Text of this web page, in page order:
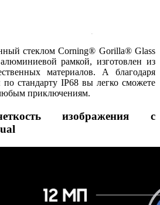
стеклом Corning® Gorilla® Glass
рамкой, изготовлен из
материалов. А благодаря
стандарту IP68 вы легко сможете
приключениям.
изображения с